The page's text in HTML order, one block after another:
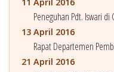
Peneguhan Pdt. Iswari di
13 April 2016
Rapat Departemen
21 April 2016